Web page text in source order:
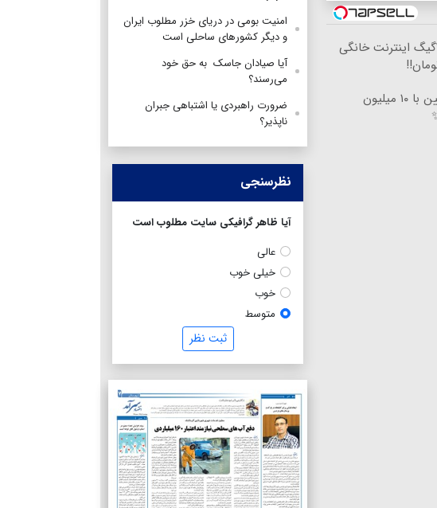
⏳فرصت محدود!! ۳۰۰۰گیگ اینترنت خانگی
جراحی زیبایی پلک پایین با ۱۰ میلیون
امنیت بومی در دریای خزر مطلوب ایران
و دیگر کشورهای ساحلی است
آیا صیادان جاسک به حق خود
می‌رسند؟
ضرورت راهبردی یا اشتباهی جبران
ناپذیر؟
نظرسنجی
آیا ظاهر گرافیکی سایت مطلوب است
عالی
خیلی خوب
خوب
متوسط
ثبت نظر